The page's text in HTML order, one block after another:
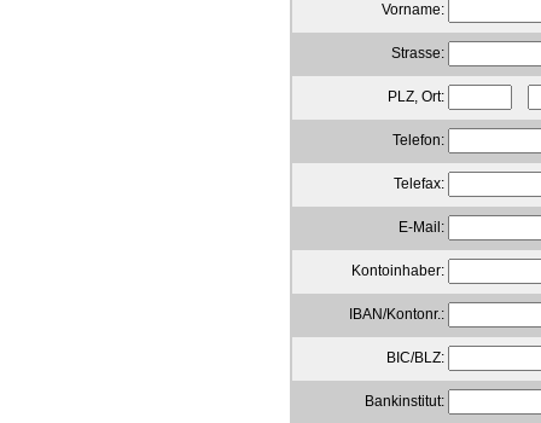
Vorname:
Strasse:
PLZ, Ort:
Telefon:
Telefax:
E-Mail:
Kontoinhaber:
IBAN/Kontonr.:
BIC/BLZ:
Bankinstitut: